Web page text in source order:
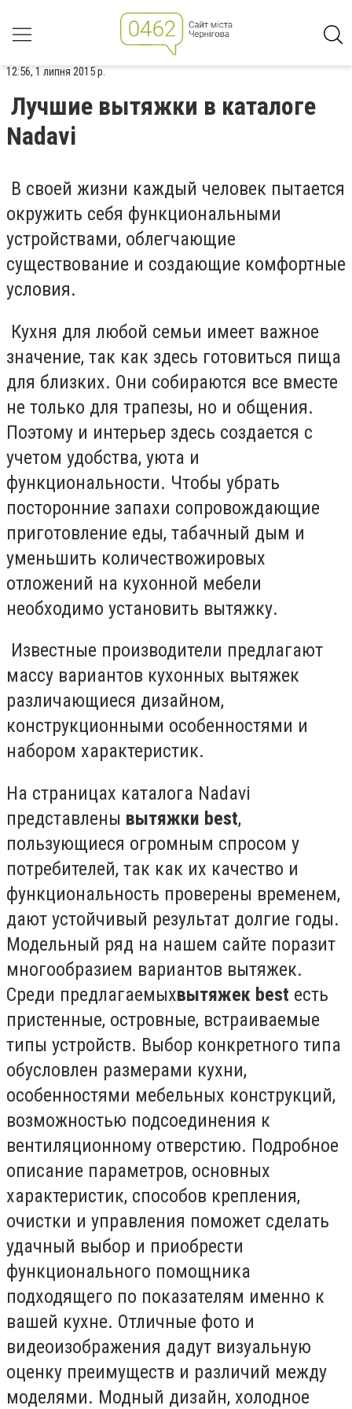
12:56, 1 липня 2015 р.
Лучшие вытяжки в каталоге
Nadavi
В своей жизни каждый человек пытается
окружить себя функциональными
устройствами, облегчающие
существование и создающие комфортные
условия.
Кухня для любой семьи имеет важное
значение, так как здесь готовиться пища
для близких. Они собираются все вместе
не только для трапезы, но и общения.
Поэтому и интерьер здесь создается с
учетом удобства, уюта и
функциональности. Чтобы убрать
посторонние запахи сопровождающие
приготовление еды, табачный дым и
уменьшить количествожировых
отложений на кухонной мебели
необходимо установить вытяжку.
Известные производители предлагают
массу вариантов кухонных вытяжек
различающиеся дизайном,
конструкционными особенностями и
набором характеристик.
На страницах каталога Nadavi
представлены вытяжки best,
пользующиеся огромным спросом у
потребителей, так как их качество и
функциональность проверены временем,
дают устойчивый результат долгие годы.
Модельный ряд на нашем сайте поразит
многообразием вариантов вытяжек.
Среди предлагаемыхвытяжек best есть
пристенные, островные, встраиваемые
типы устройств. Выбор конкретного типа
обусловлен размерами кухни,
особенностями мебельных конструкций,
возможностью подсоединения к
вентиляционному отверстию. Подробное
описание параметров, основных
характеристик, способов крепления,
очистки и управления поможет сделать
удачный выбор и приобрести
функционального помощника
подходящего по показателям именно к
вашей кухне. Отличные фото и
видеоизображения дадут визуальную
оценку преимуществ и различий между
моделями. Модный дизайн, холодное